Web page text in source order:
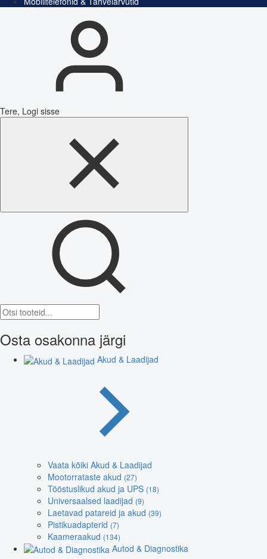
Tere, Logi sisse
Osta osakonna järgi
Akud & Laadijad
Vaata kõiki Akud & Laadijad
Mootorrataste akud (27)
Tööstuslikud akud ja UPS (18)
Universaalsed laadijad (9)
Laetavad patareid ja akud (39)
Pistikuadapterid (7)
Kaameraakud (134)
Autod & Diagnostika